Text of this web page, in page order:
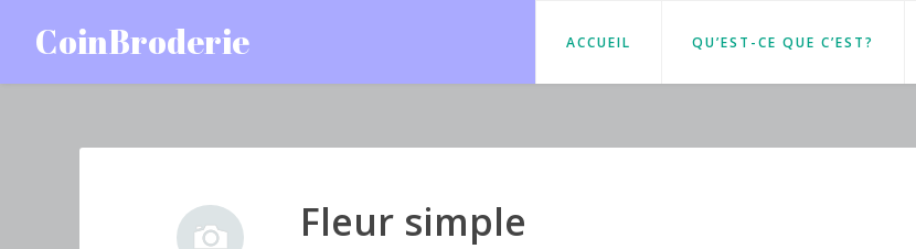
contenu
CoinBroderie ACCUEIL QU’EST-CE QUE C’EST?
IFleur simple